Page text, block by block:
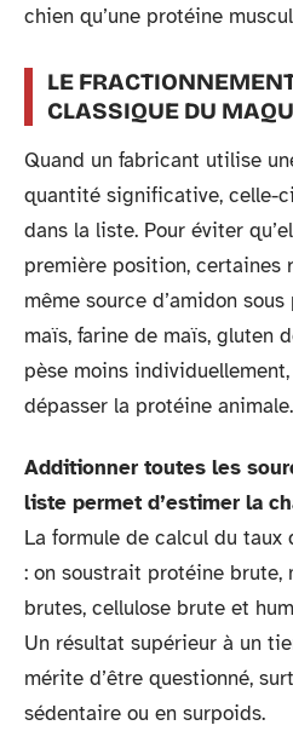
chien qu’une protéine
LE
CLASSIQUE DU
Quand un fabricant utilise
quantité significative, celle-
dans la liste. Pour éviter
première position, certaines
même source d’amidon
maïs, farine de maïs, gluten
pèse moins
dépasser la protéine animale.
Additionner toutes les
liste permet d’estimer la
La formule de calcul du
: on soustrait protéine brute,
brutes, cellulose brute et
Un résultat supérieur à un
mérite d’être questionné,
sédentaire ou en surpoids.